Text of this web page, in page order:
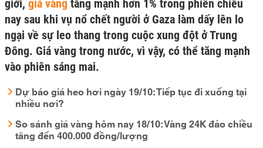
giới, giá vàng tăng mạnh hơn 1% trong phiên chiều
nay sau khi vụ nổ chết người ở Gaza làm dấy lên lo
ngại về sự leo thang trong cuộc xung đột ở Trung
Đông. Giá vàng trong nước, vì vậy, có thể tăng mạnh
vào phiên sáng mai.
Dự báo giá heo hơi ngày 19/10: Tiếp tục đi xuống tại
nhiều nơi?
So sánh giá vàng hôm nay 18/10: Vàng 24K đảo chiều
tăng đến 400.000 đồng/lượng